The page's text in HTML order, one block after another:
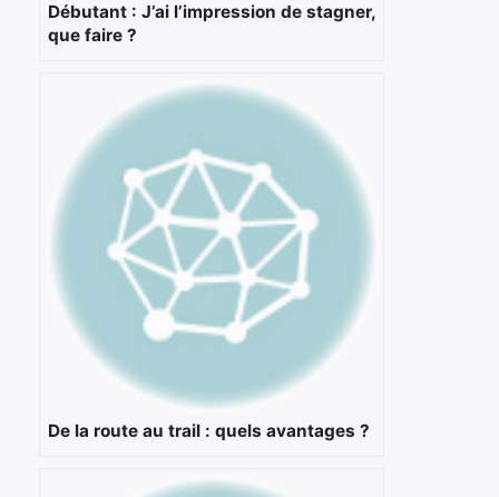
Débutant : J’ai l’impression de stagner,
que faire ?
De la route au trail : quels avantages ?